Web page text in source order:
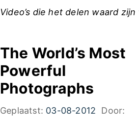
Video’s die het delen waard
The World’s Most
Powerful
Photographs
Geplaatst: 03-08-2012
Door: